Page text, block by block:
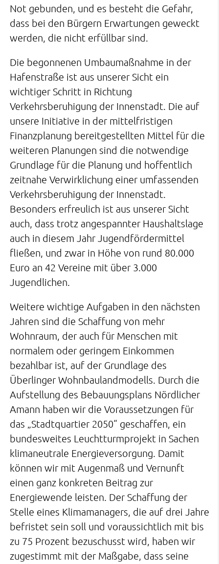
Not gebunden, und es besteht die Gefahr,
dass bei den Bürgern Erwartungen geweckt
werden, die nicht erfüllbar sind.
Die begonnenen Umbaumaßnahme in der
Hafenstraße ist aus unserer Sicht ein
wichtiger Schritt in Richtung
Verkehrsberuhigung der Innenstadt. Die auf
unsere Initiative in der mittelfristigen
Finanzplanung bereitgestellten Mittel für die
weiteren Planungen sind die notwendige
Grundlage für die Planung und hoffentlich
zeitnahe Verwirklichung einer umfassenden
Verkehrsberuhigung der Innenstadt.
Besonders erfreulich ist aus unserer Sicht
auch, dass trotz angespannter Haushaltslage
auch in diesem Jahr Jugendfördermittel
fließen, und zwar in Höhe von rund 80.000
Euro an 42 Vereine mit über 3.000
Jugendlichen.
Weitere wichtige Aufgaben in den nächsten
Jahren sind die Schaffung von mehr
Wohnraum, der auch für Menschen mit
normalem oder geringem Einkommen
bezahlbar ist, auf der Grundlage des
Überlinger Wohnbaulandmodells. Durch die
Aufstellung des Bebauungsplans Nördlicher
Amann haben wir die Voraussetzungen für
das „Stadtquartier 2050“ geschaffen, ein
bundesweites Leuchtturmprojekt in Sachen
klimaneutrale Energieversorgung. Damit
können wir mit Augenmaß und Vernunft
einen ganz konkreten Beitrag zur
Energiewende leisten. Der Schaffung der
Stelle eines Klimamanagers, die auf drei Jahre
befristet sein soll und voraussichtlich mit bis
zu 75 Prozent bezuschusst wird, haben wir
zugestimmt mit der Maßgabe, dass seine